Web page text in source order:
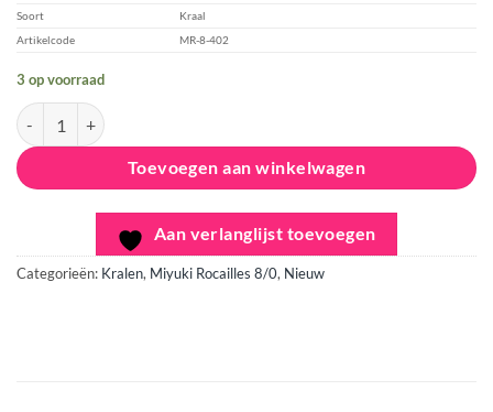
Soort
Kraal
Artikelcode
MR-8-402
3 op voorraad
Miyuki Rocailles 8/0 - Opaque White aantal
Toevoegen aan winkelwagen
Aan verlanglijst toevoegen
Categorieën: Kralen, Miyuki Rocailles 8/0, Nieuw